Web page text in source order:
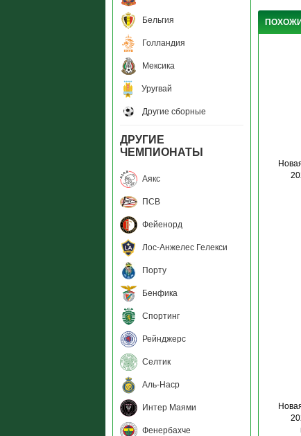
Бельгия
Голландия
Мексика
Уругвай
Другие сборные
ДРУГИЕ
ЧЕМПИОНАТЫ
Аякс
ПСВ
Фейенорд
Лос-Анжелес Гелекси
Порту
Бенфика
Спортинг
Рейнджерс
Селтик
Аль-Наср
Интер Маями
Фенербахче